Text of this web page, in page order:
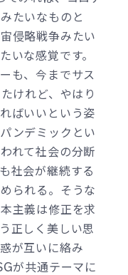
たいなものと
侵略戦争みたい
いな感覚です。
も、今までサス
けれど、やはり
ばいいという姿
ンデミックとい
れて社会の分断
社会が継続する
られる。そうな
主義は修正を求
正しく美しい思
が互いに絡み
が共通テーマに